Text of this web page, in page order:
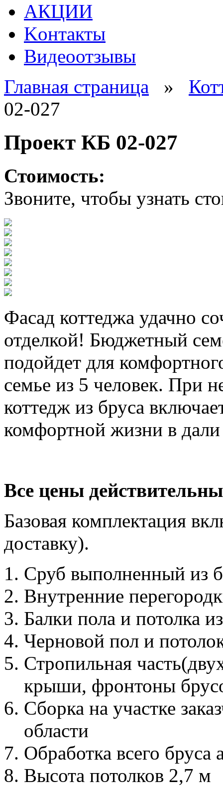
АКЦИИ
Kонтакты
Видеоотзывы
Главная страница »
02-027
Проект КБ 02-027
Стоимость:
Звоните, чтобы узнать
Фасад коттеджа удачно
отделкой! Бюджетный
подойдет для
семье из 5 человек. При
коттедж из бруса
комфортной жизни в дали
Все цены
Базовая комплектация
доставку).
Сруб выполненный из
Внутренние
Балки пола и потолка
Черновой пол и
Стропильная
крыши, фронтоны
Сборка на участке
области
Обработка всего бруса
Высота потолков 2,7 м